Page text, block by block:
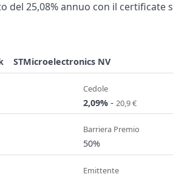
del 25,08% annuo con il certificate
STMicroelectronics NV
Cedole
2,09% - 20,9 €
Barriera Premio
50%
Emittente